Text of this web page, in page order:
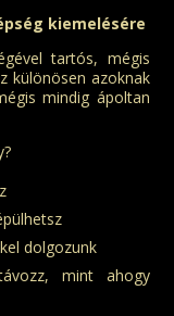
kiemelésére
tartós, mégis
különösen azoknak
mindig ápoltan
dolgozunk
mint ahogy